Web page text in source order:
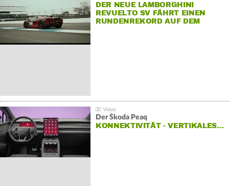
DER NEUE LAMBORGHINI
REVUELTO SV FÄHRT EINEN
RUNDENREKORD AUF DEM
Der Škoda Peaq
KONNEKTIVITÄT - VERTIKALES…